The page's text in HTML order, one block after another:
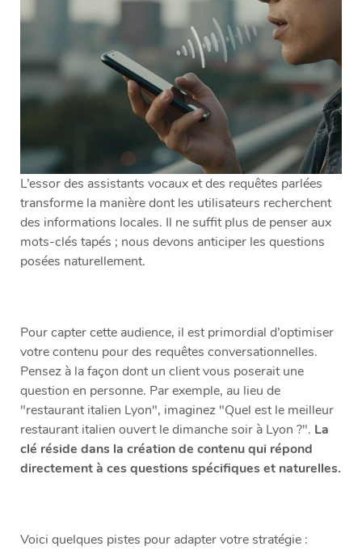
L’essor des assistants vocaux et des requêtes parlées
transforme la manière dont les utilisateurs recherchent
des informations locales. Il ne suffit plus de penser aux
mots-clés tapés ; nous devons anticiper les questions
posées naturellement.
Pour capter cette audience, il est primordial d’optimiser
votre contenu pour des requêtes conversationnelles.
Pensez à la façon dont un client vous poserait une
question en personne. Par exemple, au lieu de
"restaurant italien Lyon", imaginez "Quel est le meilleur
restaurant italien ouvert le dimanche soir à Lyon ?". La
clé réside dans la création de contenu qui répond
directement à ces questions spécifiques et naturelles.
Voici quelques pistes pour adapter votre stratégie :